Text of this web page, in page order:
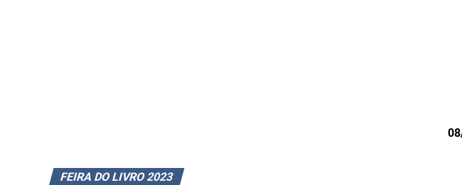
FEIRA DO LIVRO 2023